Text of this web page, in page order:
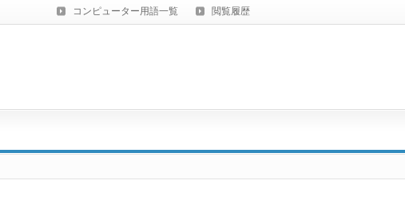
コンピューター用語一覧 閲覧履歴